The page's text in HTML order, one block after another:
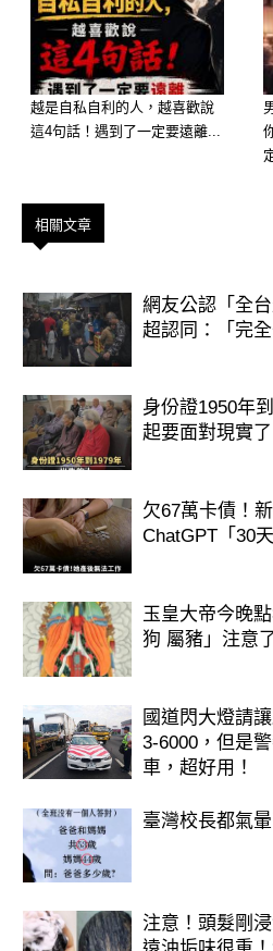
歡迎來下水道觀看更
https://lihi3.cc/c5H8h
越是自私自利的人，越喜歡說
這4句話！遇到了一定要遠離...
相關文章
網友公認「全
超認同：「完
身份證1950年
起要面對現實
欠67萬卡債！
ChatGPT「30
玉皇大帝今晚
狗 屬豬」注意
國道閃大燈請
3-6000，但是
車，超好用！
臺灣校長都氣
注意！頭髮剛